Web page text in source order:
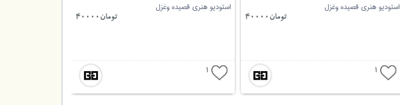
استودیو هنری قصیده وغزل
تومان40000
1
استودیو هنری قصیده وغزل
تومان40000
1